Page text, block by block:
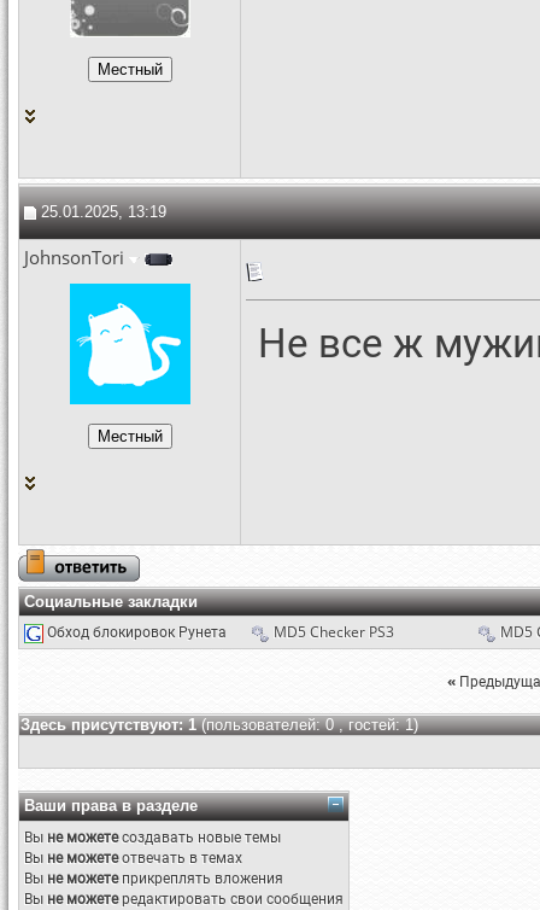
25.01.2025, 13:19
JohnsonTori
Не все ж
Социальные закладки
Обход блокировок Рунета MD5 Checker PS3 MD5
«
Здесь присутствуют: 1(пользователей: 0 , гостей: 1)
Ваши права в разделе
Вы не можетесоздавать новые темы
Вы не можетеотвечать в темах
Вы не можетеприкреплять вложения
Вы не можетередактировать свои сообщения